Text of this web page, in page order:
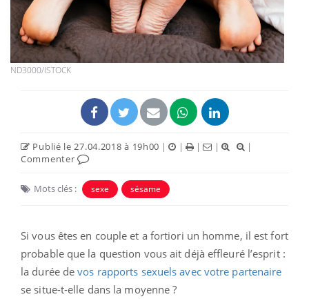
ND3000/ISTOCK
Publié le 27.04.2018 à 19h00 | | | |
|
Commenter
Mots clés : sexe sésame
Si vous êtes en couple et a fortiori un homme, il est fort
probable que la question vous ait déjà effleuré l’esprit :
la durée devos rapports sexuels avec votre partenaire
se situe-t-elle dans la moyenne ?